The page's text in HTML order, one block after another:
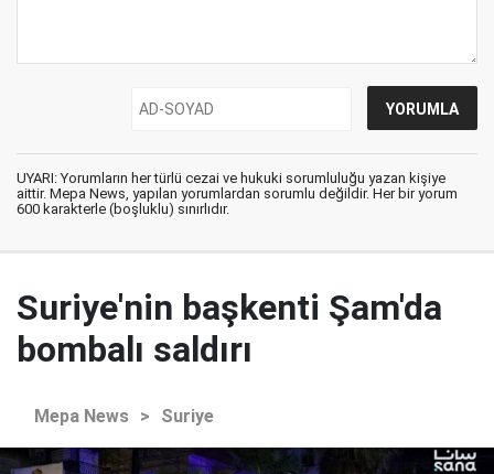
UYARI: Yorumların her türlü cezai ve hukuki sorumluluğu yazan kişiye
aittir. Mepa News, yapılan yorumlardan sorumlu değildir. Her bir yorum
600 karakterle (boşluklu) sınırlıdır.
Suriye'nin başkenti Şam'da
bombalı saldırı
Mepa News > Suriye